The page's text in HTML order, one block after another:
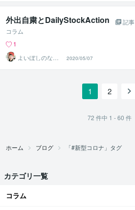
外出自粛とDailyStockAction
記事
コラム
1
よいぼしのなぎ
うた
2020/05/07
1 2
72 件中 1 - 60 件
ホーム ブログ 「#新型コロナ」タグ
カテゴリ一覧
コラム